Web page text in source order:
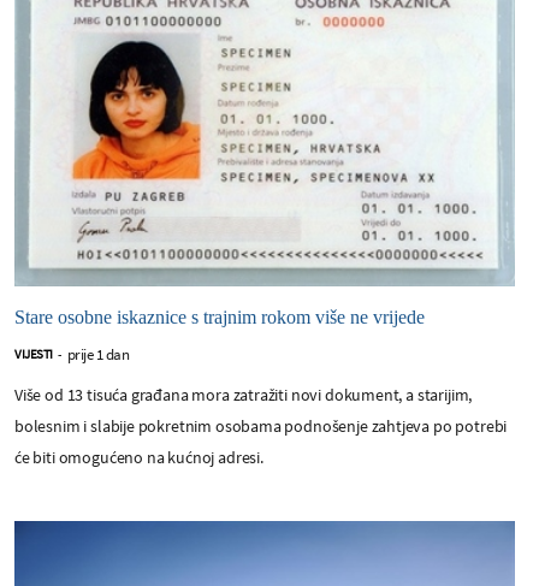
Stare osobne iskaznice s trajnim rokom više ne vrijede
VIJESTI - prije 1 dan
Više od 13 tisuća građana mora zatražiti novi dokument, a starijim,
bolesnim i slabije pokretnim osobama podnošenje zahtjeva po potrebi
će biti omogućeno na kućnoj adresi.